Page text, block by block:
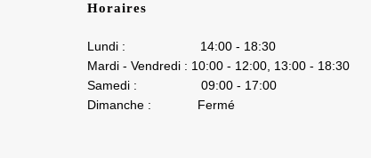
Horaires
Lundi : 14:00 - 18:30
Mardi - Vendredi : 10:00 - 12:00, 13:00 - 18:30
Samedi : 09:00 - 17:00
Dimanche : Fermé